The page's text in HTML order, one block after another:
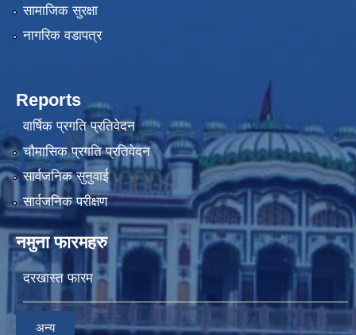
सामाजिक सुरक्षा
नागरिक वडापत्र
Reports
वार्षिक प्रगति प्रतिवेदन
चौमासिक प्रगति प्रतिवेदन
सार्वजनिक सुनुवाई
सार्वजनिक परीक्षण
नमुना फारमहरु
दरखास्त फारम
अन्य